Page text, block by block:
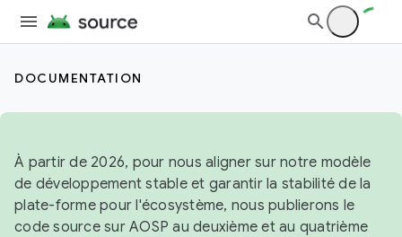
DOCUMENTATION
À partir de 2026, pour nous aligner sur notre modèle
de développement stable et garantir la stabilité de la
plate-forme pour l'écosystème, nous publierons le
code source sur AOSP au deuxième et au quatrième